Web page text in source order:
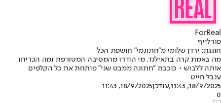
ForReal
פורלייף
חוגגת: ירדן שלומי מ"חתונמי" חושפת הכל
מה באמת קרה בתאילנד, מי הודרו מהמסיבה המטורפת ומה הכריחו
אותה ללבוש • כוכבת "חתונה ממבט שני" פותחת את כל הקלפים
ענבל חייט
18/9/2025, 11:43
,עודכן18/9/2025, 11:43
0